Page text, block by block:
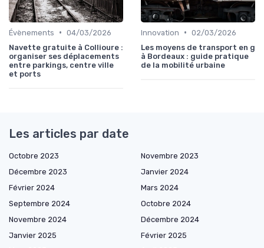
Évènements • 04/03/2026
Navette gratuite à Collioure :
organiser ses déplacements
entre parkings, centre ville
et ports
Innovation • 02/03/2026
Les moyens de transport en g
à Bordeaux : guide pratique
de la mobilité urbaine
Les articles par date
Octobre 2023
Novembre 2023
Décembre 2023
Janvier 2024
Février 2024
Mars 2024
Septembre 2024
Octobre 2024
Novembre 2024
Décembre 2024
Janvier 2025
Février 2025